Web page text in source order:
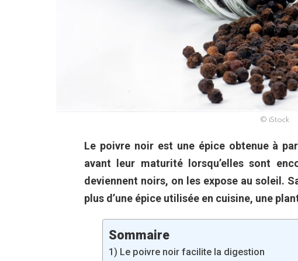
© iStock
Le poivre noir est une épice obtenue à
avant leur maturité lorsqu’elles sont
deviennent noirs, on les expose au soleil.
plus d’une épice utilisée en cuisine, une
Sommaire
1) Le poivre noir facilite la digestion